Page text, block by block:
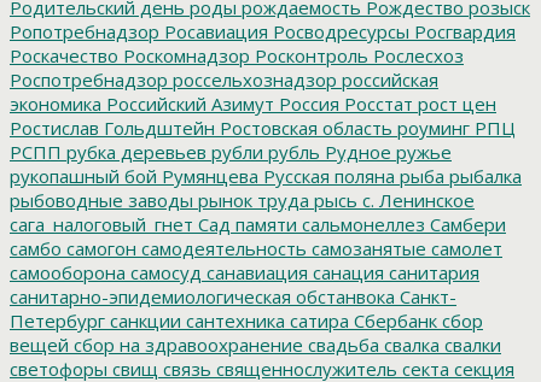
Родительский день роды рождаемость Рождество розыск
Ропотребнадзор Росавиация Росводресурсы Росгвардия
Роскачество Роскомнадзор Росконтроль Рослесхоз
Роспотребнадзор россельхознадзор российская
экономика Российский Азимут Россия Росстат рост цен
Ростислав Гольдштейн Ростовская область роуминг РПЦ
РСПП рубка деревьев рубли рубль Рудное ружье
рукопашный бой Румянцева Русская поляна рыба рыбалка
рыбоводные заводы рынок труда рысь с. Ленинское
сага_налоговый_гнет Сад памяти сальмонеллез Самбери
самбо самогон самодеятельность самозанятые самолет
самооборона самосуд санавиация санация санитария
санитарно-эпидемиологическая обстанвока Санкт-
Петербург санкции сантехника сатира Сбербанк сбор
вещей сбор на здравоохранение свадьба свалка свалки
светофоры свищ связь священнослужитель секта секция